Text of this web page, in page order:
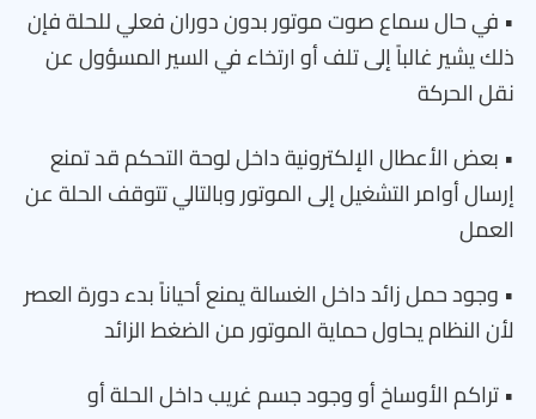
• في حال سماع صوت موتور بدون دوران فعلي للحلة فإن
ذلك يشير غالباً إلى تلف أو ارتخاء في السير المسؤول عن
نقل الحركة
• بعض الأعطال الإلكترونية داخل لوحة التحكم قد تمنع
إرسال أوامر التشغيل إلى الموتور وبالتالي تتوقف الحلة عن
العمل
• وجود حمل زائد داخل الغسالة يمنع أحياناً بدء دورة العصر
لأن النظام يحاول حماية الموتور من الضغط الزائد
• تراكم الأوساخ أو وجود جسم غريب داخل الحلة أو